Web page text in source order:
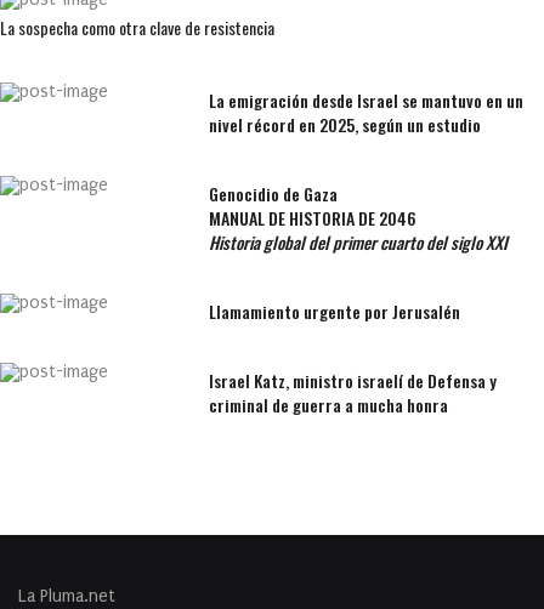
La sospecha como otra clave de resistencia
La emigración desde Israel se mantuvo en un
nivel récord en 2025, según un estudio
Genocidio de Gaza
MANUAL DE HISTORIA DE 2046
Historia global del primer cuarto del siglo XXI
Llamamiento urgente por Jerusalén
Israel Katz, ministro israelí de Defensa y
criminal de guerra a mucha honra
La Pluma.net